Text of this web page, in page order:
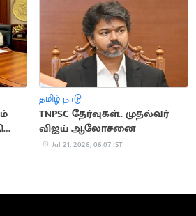
தமிழ் நாடு
TNPSC தேர்வுகள்.. முதல்வர்
விஜய் ஆலோசனை
Jul 21, 2026, 06:07 IST